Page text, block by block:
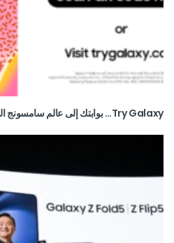
Try Galaxy… بوابتك إلى عالم سامسونج المبتكر